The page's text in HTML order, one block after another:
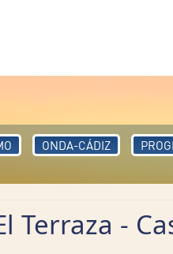
ONDA-CÁDIZ
Terraza -